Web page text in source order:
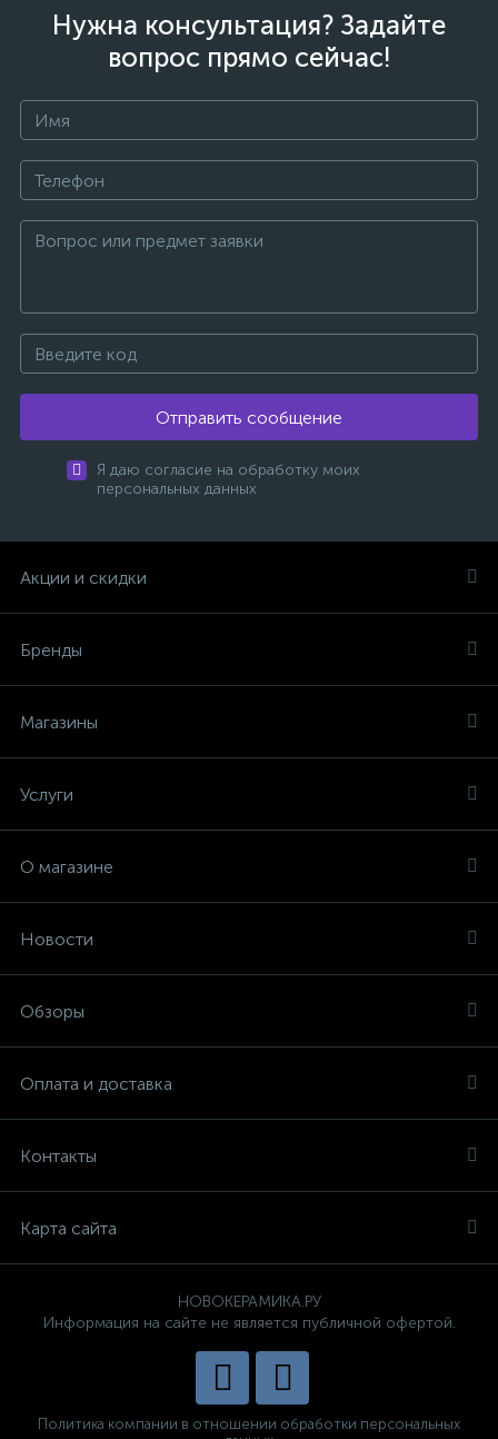
Нужна консультация? Задайте
вопрос прямо сейчас!
Отправить сообщение
Я даю согласие на обработку моих
персональных данных
Акции и скидки
Бренды
Магазины
Услуги
О магазине
Новости
Обзоры
Оплата и доставка
Контакты
Карта сайта
НОВОКЕРАМИКА.РУ
Информация на сайте не является публичной офертой.
Политика компании в отношении обработки персональных